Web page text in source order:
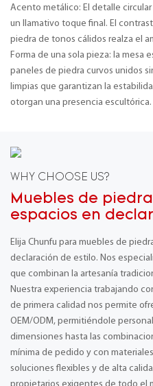
Acento metálico: El detalle
un llamativo toque final. El
piedra de tonos cálidos realza el
Forma de una sola pieza: la mesa
paneles de piedra curvos unidos
limpias que garantizan la
otorgan una presencia escultórica.
WHY CHOOSE US?
Muebles de
espacios en
Elija Chunfu para muebles de
declaración de estilo. Nos
que combinan la artesanía
Nuestra experiencia trabajando
de primera calidad nos permite
OEM/ODM, permitiéndole
dimensiones hasta las
mínima de pedido y con
soluciones flexibles y de alta